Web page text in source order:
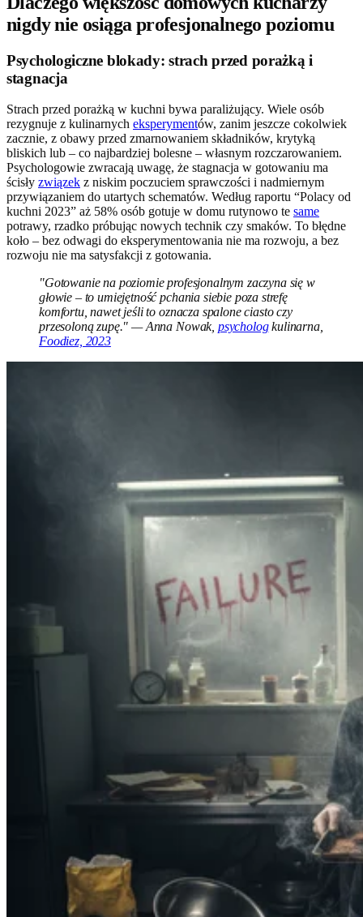
nigdy nie osiąga profesjonalnego poziomu
Psychologiczne blokady: strach przed porażką i
stagnacja
Strach przed porażką w kuchni bywa paraliżujący. Wiele osób
rezygnuje z kulinarnych eksperymentów, zanim jeszcze cokolwiek
zacznie, z obawy przed zmarnowaniem składników, krytyką
bliskich lub – co najbardziej bolesne – własnym rozczarowaniem.
Psychologowie zwracają uwagę, że stagnacja w gotowaniu ma
ścisły związek z niskim poczuciem sprawczości i nadmiernym
przywiązaniem do utartych schematów. Według raportu “Polacy od
kuchni 2023” aż 58% osób gotuje w domu rutynowo te same
potrawy, rzadko próbując nowych technik czy smaków. To błędne
koło – bez odwagi do eksperymentowania nie ma rozwoju, a bez
rozwoju nie ma satysfakcji z gotowania.
"Gotowanie na poziomie profesjonalnym zaczyna się w
głowie – to umiejętność pchania siebie poza strefę
komfortu, nawet jeśli to oznacza spalone ciasto czy
przesoloną zupę." — Anna Nowak, psychologkulinarna,
Foodiez, 2023